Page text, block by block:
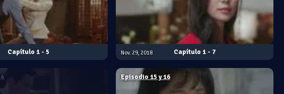
1 - 5 1 - 7
Nov. 29, 2018
Episodio 15 y 16